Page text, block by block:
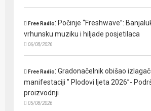
Free Radio: Počinje “Freshwave”:
vrhunsku muziku i hiljade posjetilaca
06/08/2026
Free Radio:Gradonačelnik obišao
manifestaciji ” Plodovi ljeta 2026”-
proizvodnji
05/08/2026